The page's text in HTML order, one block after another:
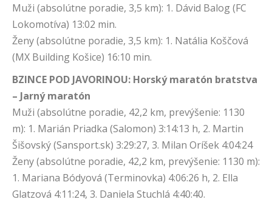
Muži (absolútne poradie, 3,5 km): 1. Dávid Balog (FC
Lokomotíva) 13:02 min.
Ženy (absolútne poradie, 3,5 km): 1. Natália Koščová
(MX Building Košice) 16:10 min.
BZINCE POD JAVORINOU: Horský maratón bratstva
– Jarný maratón
Muži (absolútne poradie, 42,2 km, prevýšenie: 1130
m): 1. Marián Priadka (Salomon) 3:14:13 h, 2. Martin
Šišovský (Sansport.sk) 3:29:27, 3. Milan Oríšek 4:04:24
Ženy (absolútne poradie, 42,2 km, prevýšenie: 1130 m):
1. Mariana Bódyová (Terminovka) 4:06:26 h, 2. Ella
Glatzová 4:11:24, 3. Daniela Stuchlá 4:40:40.